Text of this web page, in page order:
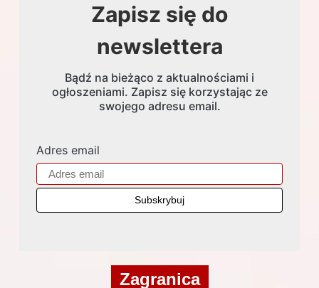
Zapisz się do
newslettera
Bądź na bieżąco z aktualnościami i
ogłoszeniami. Zapisz się korzystając ze
swojego adresu email.
Adres email
Zagranica